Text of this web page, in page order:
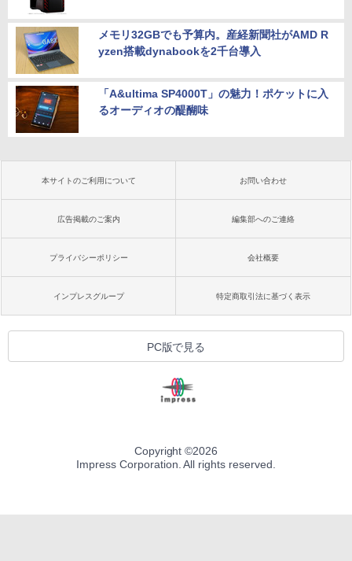
メモリ32GBでも予算内。産経新聞社がAMD R
yzen搭載dynabookを2千台導入
「A&ultima SP4000T」の魅力！ポケットに入
るオーディオの醍醐味
本サイトのご利用について お問い合わせ
広告掲載のご案内 編集部へのご連絡
プライバシーポリシー 会社概要
インプレスグループ 特定商取引法に基づく表示
PC版で見る
Copyright ©2026
Impress Corporation. All rights reserved.